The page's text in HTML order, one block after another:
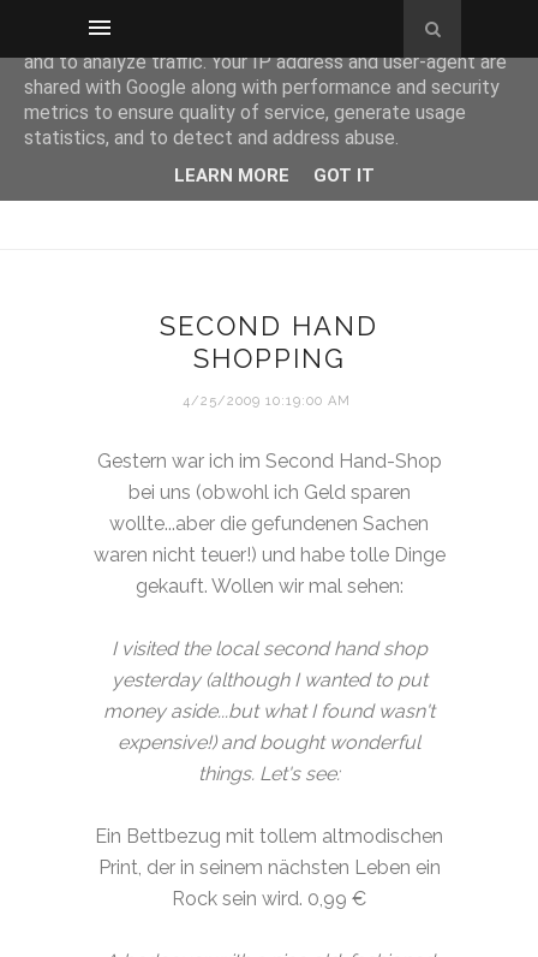
SECOND HAND
SHOPPING
4/25/2009 10:19:00 AM
Gestern war ich im Second Hand-Shop
bei uns (obwohl ich Geld sparen
wollte...aber die gefundenen Sachen
waren nicht teuer!) und habe tolle Dinge
gekauft. Wollen wir mal sehen:
I visited the local second hand shop
yesterday (although I wanted to put
money aside...but what I found wasn't
expensive!) and bought wonderful
things. Let's see:
Ein Bettbezug mit tollem altmodischen
Print, der in seinem nächsten Leben ein
Rock sein wird. 0,99 €
This site uses cookies from Google to deliver its services
and to analyze traffic. Your IP address and user-agent are
shared with Google along with performance and security
metrics to ensure quality of service, generate usage
statistics, and to detect and address abuse.
LEARN MORE GOT IT